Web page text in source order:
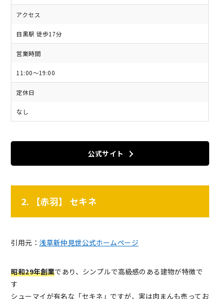
アクセス
目黒駅 徒歩17分
営業時間
11:00～19:00
定休日
なし
公式サイト
2. 【赤羽】 セキネ
引用元：浅草新仲見世公式ホームページ
昭和29年創業であり、シンプルで高級感のある建物が特徴で
す
シューマイが有名な「セキネ」ですが、実は肉まんも売ってお